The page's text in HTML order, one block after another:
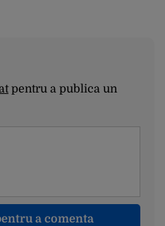
pentru a publica un
a comenta